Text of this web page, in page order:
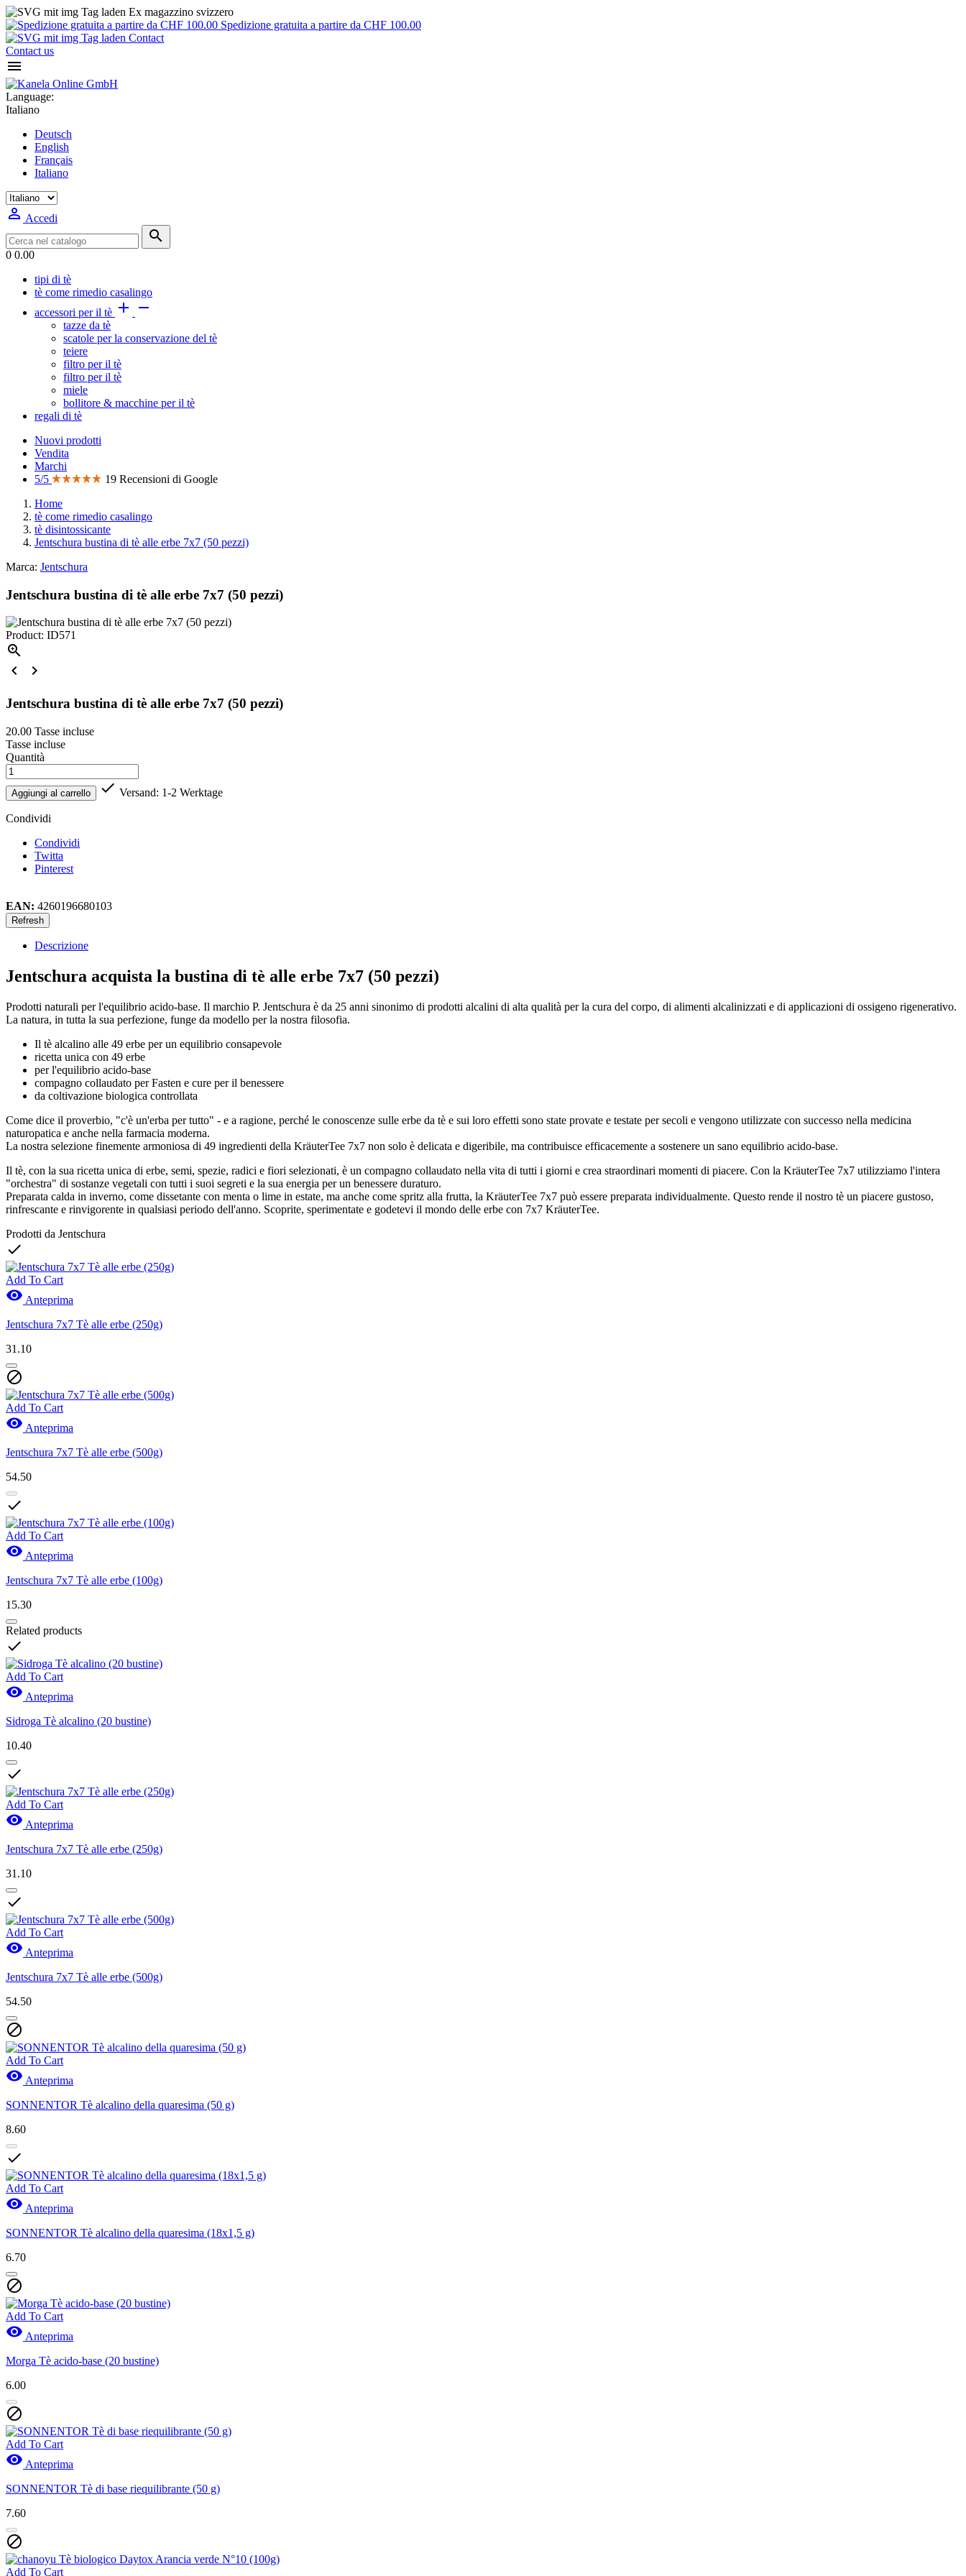
Ex magazzino svizzero
Spedizione gratuita a partire da CHF 100.00
Contact
Contact us

Language:
Italiano
Deutsch
English
Français
Italiano
 Accedi

0 0.00
tipi di tè
tè come rimedio casalingo
accessori per il tè  
tazze da tè
scatole per la conservazione del tè
teiere
filtro per il tè
filtro per il tè
miele
bollitore & macchine per il tè
regali di tè
Nuovi prodotti
Vendita
Marchi
5/5
19 Recensioni di Google
Home
tè come rimedio casalingo
tè disintossicante
Jentschura bustina di tè alle erbe 7x7 (50 pezzi)
Marca: Jentschura
Jentschura bustina di tè alle erbe 7x7 (50 pezzi)
Product: ID571



Jentschura bustina di tè alle erbe 7x7 (50 pezzi)
20.00 Tasse incluse
Tasse incluse
Quantità
Aggiungi al carrello  Versand: 1-2 Werktage
Condividi
Condividi
Twitta
Pinterest
EAN: 4260196680103
Descrizione
Jentschura acquista la bustina di tè alle erbe 7x7 (50 pezzi)
Prodotti naturali per l'equilibrio acido-base. Il marchio P. Jentschura è da 25 anni sinonimo di prodotti alcalini di alta qualità per la cura del corpo, di alimenti alcalinizzati e di applicazioni di ossigeno rigenerativo.
La natura, in tutta la sua perfezione, funge da modello per la nostra filosofia.
Il tè alcalino alle 49 erbe per un equilibrio consapevole
ricetta unica con 49 erbe
per l'equilibrio acido-base
compagno collaudato per Fasten e cure per il benessere
da coltivazione biologica controllata
Come dice il proverbio, "c'è un'erba per tutto" - e a ragione, perché le conoscenze sulle erbe da tè e sui loro effetti sono state provate e testate per secoli e vengono utilizzate con successo nella medicina
naturopatica e anche nella farmacia moderna.
La nostra selezione finemente armoniosa di 49 ingredienti della KräuterTee 7x7 non solo è delicata e digeribile, ma contribuisce efficacemente a sostenere un sano equilibrio acido-base.
Il tè, con la sua ricetta unica di erbe, semi, spezie, radici e fiori selezionati, è un compagno collaudato nella vita di tutti i giorni e crea straordinari momenti di piacere. Con la KräuterTee 7x7 utilizziamo l'intera
"orchestra" di sostanze vegetali con tutti i suoi segreti e la sua energia per un benessere duraturo.
Preparata calda in inverno, come dissetante con menta o lime in estate, ma anche come spritz alla frutta, la KräuterTee 7x7 può essere preparata individualmente. Questo rende il nostro tè un piacere gustoso,
rinfrescante e rinvigorente in qualsiasi periodo dell'anno. Scoprite, sperimentate e godetevi il mondo delle erbe con 7x7 KräuterTee.
Prodotti da Jentschura

Add To Cart
 Anteprima
Jentschura 7x7 Tè alle erbe (250g)
31.10

Add To Cart
 Anteprima
Jentschura 7x7 Tè alle erbe (500g)
54.50

Add To Cart
 Anteprima
Jentschura 7x7 Tè alle erbe (100g)
15.30
Related products

Add To Cart
 Anteprima
Sidroga Tè alcalino (20 bustine)
10.40

Add To Cart
 Anteprima
Jentschura 7x7 Tè alle erbe (250g)
31.10

Add To Cart
 Anteprima
Jentschura 7x7 Tè alle erbe (500g)
54.50

Add To Cart
 Anteprima
SONNENTOR Tè alcalino della quaresima (50 g)
8.60

Add To Cart
 Anteprima
SONNENTOR Tè alcalino della quaresima (18x1,5 g)
6.70

Add To Cart
 Anteprima
Morga Tè acido-base (20 bustine)
6.00

Add To Cart
 Anteprima
SONNENTOR Tè di base riequilibrante (50 g)
7.60

Add To Cart